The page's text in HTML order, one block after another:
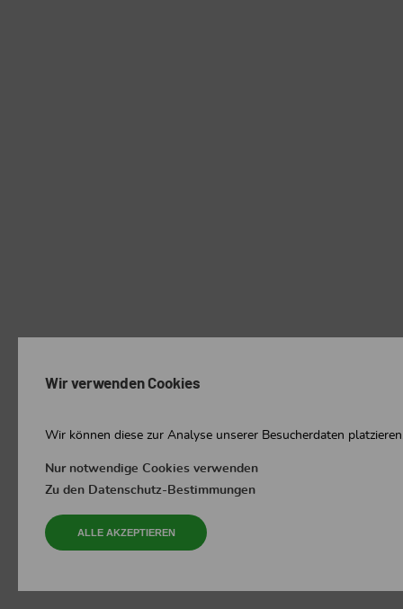
Wir verwenden Cookies
Wir können diese zur Analyse unserer Besucherdaten
Nur notwendige Cookies verwenden
Zu den Datenschutz-Bestimmungen
ALLE AKZEPTIEREN